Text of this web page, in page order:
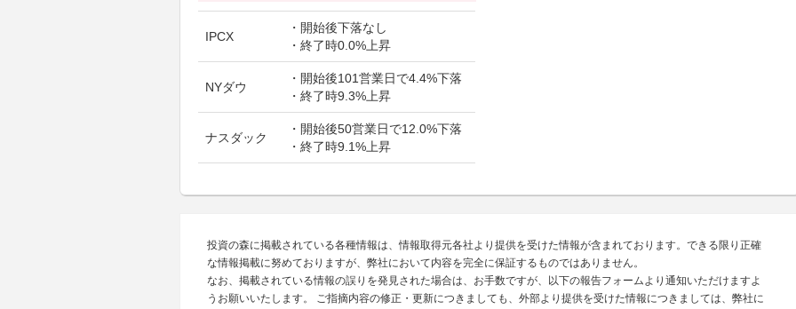
IPCX
・開始後下落なし
・終了時0.0%上昇
NYダウ
・開始後101営業日で4.4%下落
・終了時9.3%上昇
ナスダック
・開始後50営業日で12.0%下落
・終了時9.1%上昇
投資の森に掲載されている各種情報は、情報取得元各社より提供を受けた情報が含まれております。できる限り正確
な情報掲載に努めておりますが、弊社において内容を完全に保証するものではありません。
なお、掲載されている情報の誤りを発見された場合は、お手数ですが、以下の報告フォームより通知いただけますよ
うお願いいたします。 ご指摘内容の修正・更新につきましても、外部より提供を受けた情報につきましては、弊社に